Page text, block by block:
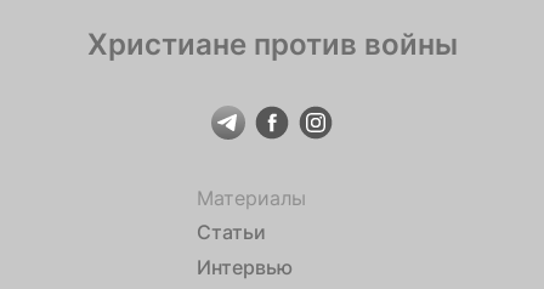
Христиане против войны
Материалы
Статьи
Интервью